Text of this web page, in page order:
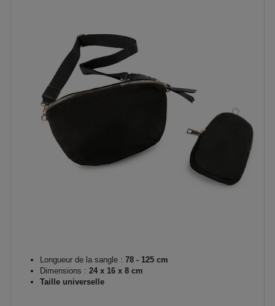
Longueur de la sangle : 78 - 125 cm
Dimensions : 24 x 16 x 8 cm
Taille universelle